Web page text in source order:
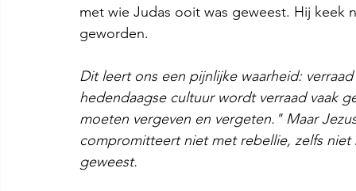
met wie Judas ooit was geweest. Hij keek
geworden.
Dit leert ons een pijnlijke waarheid:
hedendaagse cultuur wordt verraad vaak
moeten vergeven en vergeten." Maar
compromitteert niet met rebellie, zelfs
geweest.